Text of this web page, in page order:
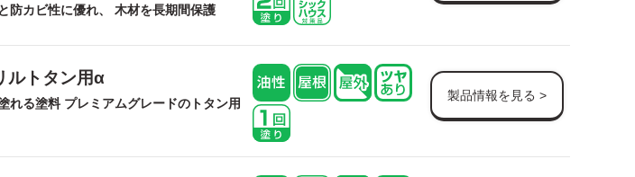
防カビ性に優れ、 木材を長期間保護
ルトタン用α
れる塗料 プレミアムグレードのトタン用
製品情報を見る >